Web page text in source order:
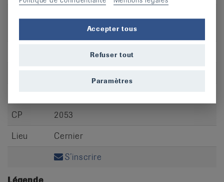
CP
2053
Lieu
Cernier
S’inscrire
Accepter tous
Refuser tout
Paramètres